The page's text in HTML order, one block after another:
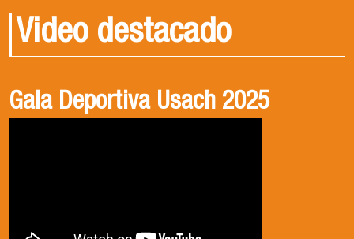
Video destacado
Gala Deportiva Usach 2025
Usach en el Territorio, capítulo 2
Candidatura Director de Escuela